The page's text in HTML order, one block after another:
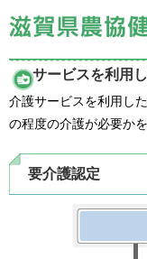
サービスを利用
介護サービスを利用し
の程度の介護が必要か
要介護認定